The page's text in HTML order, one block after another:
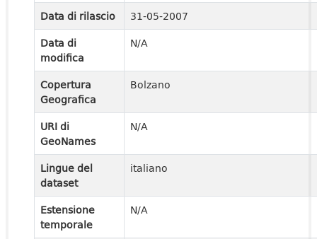
Data di rilascio
31-05-2007
Data di
modifica
N/A
Copertura
Geografica
Bolzano
URI di
GeoNames
N/A
Lingue del
dataset
italiano
Estensione
temporale
N/A